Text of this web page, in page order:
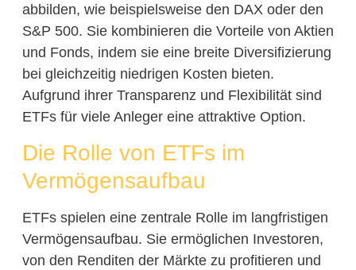
abbilden, wie beispielsweise den DAX oder den
S&P 500. Sie kombinieren die Vorteile von Aktien
und Fonds, indem sie eine breite Diversifizierung
bei gleichzeitig niedrigen Kosten bieten.
Aufgrund ihrer Transparenz und Flexibilität sind
ETFs für viele Anleger eine attraktive Option.
Die Rolle von ETFs im
Vermögensaufbau
ETFs spielen eine zentrale Rolle im langfristigen
Vermögensaufbau. Sie ermöglichen Investoren,
von den Renditen der Märkte zu profitieren und